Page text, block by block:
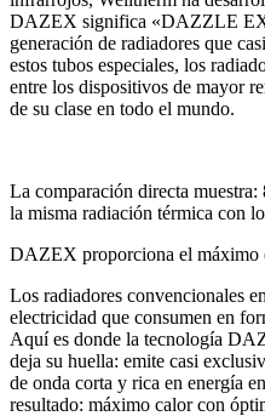
DAZEX significa «DAZZLE
generación de radiadores que
estos tubos especiales, los
entre los dispositivos de mayor
de su clase en todo el mundo.
La comparación directa
la misma radiación térmica con
DAZEX proporciona el máximo
Los radiadores convencionales
electricidad que consumen en
Aquí es donde la tecnología
deja su huella: emite casi
de onda corta y rica en energía
resultado: máximo calor con